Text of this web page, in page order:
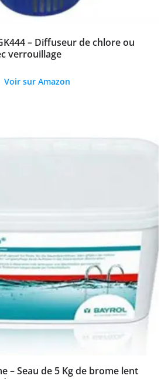
– Diffuseur de chlore ou
verrouillage
Voir sur Amazon
– Seau de 5 Kg de brome lent